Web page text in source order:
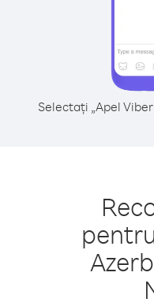
Selectați „Apel